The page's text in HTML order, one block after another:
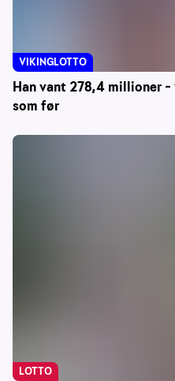
Han vant 278,4 millioner
som før
VIKINGLOTTO
LOTTO